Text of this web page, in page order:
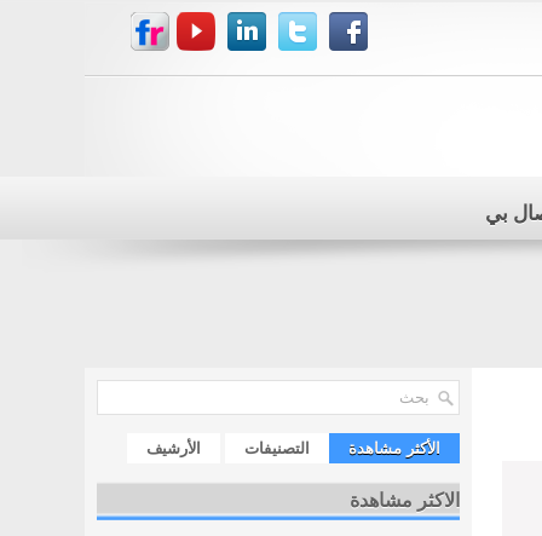
بي
الأكثر مشاهدة التصنيفات الأرشيف
الاكثر مشاهدة